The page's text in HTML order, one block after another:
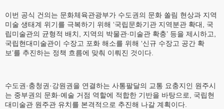
이번 공식 건의는 문화체육관광부가 수도권의 문화 쏠림 현상과 지역
미술 생태계 위기를 극복하기 위해 ‘국립문화기관 지역분관 확대, 국
립미술관의 균형적 배치, 지역의 박물관·미술관 확충’ 등을 제시하고,
국립현대미술관이 수장고 포화 해소를 위해 ‘신규 수장고 공간 확
보’를 추진하는 정책 흐름에 맞춰 이뤄진 것이다.
수도권·충청권·강원권을 연결하는 사통팔달의 교통 요충지인 원주시
는 중부권의 문화·예술 거점 역할에 적합한 기반을 바탕으로, 국립현
대미술관 원주관 유치를 본격적으로 추진해 나갈 계획이다.